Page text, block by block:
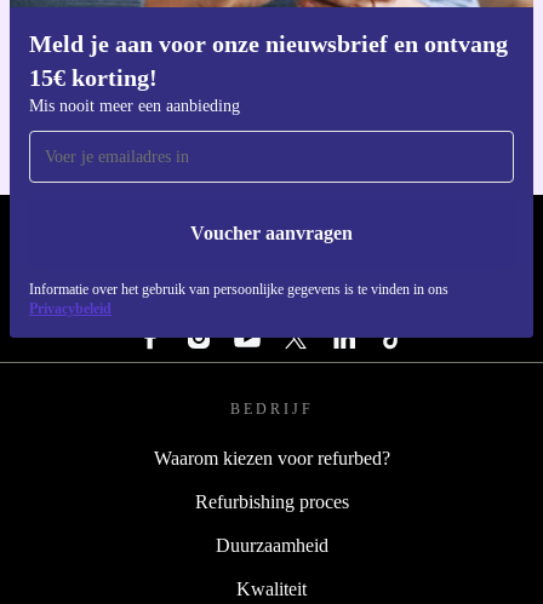
Meld je aan voor onze nieuwsbrief en ontvang
15€ korting!
Mis nooit meer een aanbieding
Voucher aanvragen
Informatie over het gebruik van persoonlijke gegevens is te vinden in ons
Privacybeleid
Download de refurbed app
REFURBED NEDERLAND - RETHINK NEW.
VOLG ONS
BEDRIJF
Waarom kiezen voor refurbed?
Refurbishing proces
Duurzaamheid
Kwaliteit